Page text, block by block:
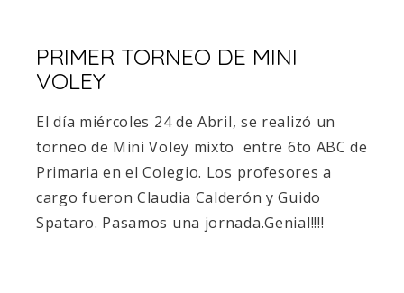
PRIMER TORNEO DE MINI
VOLEY
El día miércoles 24 de Abril, se realizó un
torneo de Mini Voley mixto entre 6to ABC de
Primaria en el Colegio. Los profesores a
cargo fueron Claudia Calderón y Guido
Spataro. Pasamos una jornada.Genial!!!!